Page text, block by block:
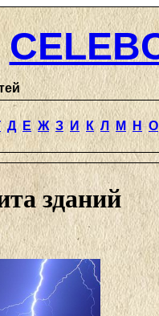
Д Е Ж З И К Л М Н О
зданий